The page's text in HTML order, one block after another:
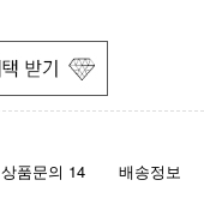
상품문의 14 배송정보